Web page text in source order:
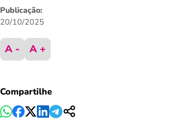
Publicação:
20/10/2025
A - A +
Compartilhe